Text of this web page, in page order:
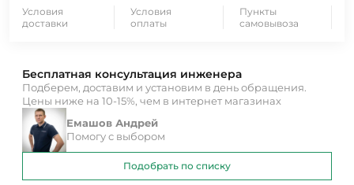
Условия
доставки
Условия
оплаты
Пункты
самовывоза
Бесплатная консультация инженера
Подберем, доставим и установим в день обращения.
Цены ниже на 10-15%, чем в интернет магазинах
Емашов Андрей
Помогу с выбором
Подобрать по списку